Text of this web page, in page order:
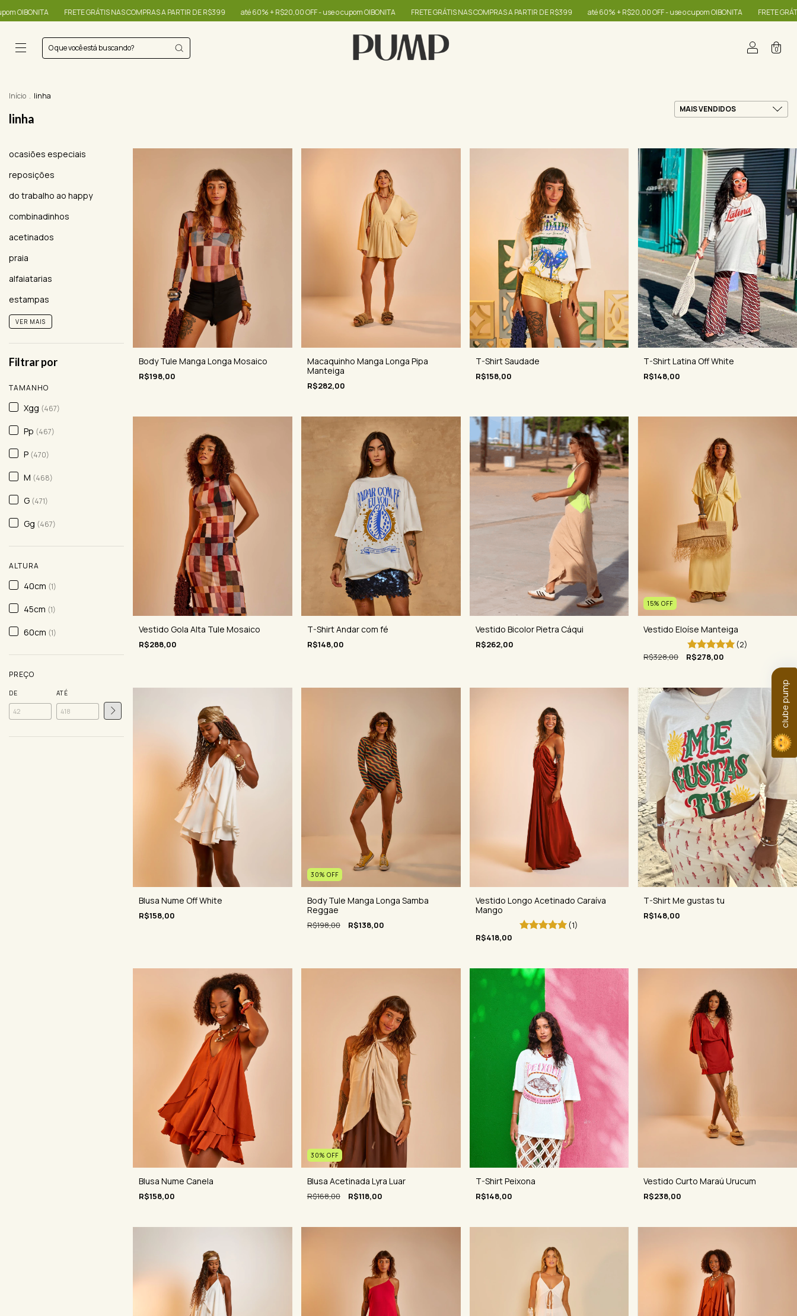
COMPRAS A PARTIR DE R$399 até 60% + R$20,00 OFF - use o cupom OIBONITA FRETE GRÁTIS NAS COMPRAS A PARTIR DE R$399 até 60% + R$20,00 OFF - use o cupom OIBONITA FRETE GRÁTIS NAS COMPRAS A PARTIR DE
0
Início . linha
linha
ocasiões especiais
reposições
do trabalho ao happy
combinadinhos
acetinados
praia
alfaiatarias
estampas
VER MAIS
Filtrar por
TAMANHO
Xgg (467)
Pp (467)
P (470)
M (468)
G (471)
Gg (467)
ALTURA
40cm (1)
45cm (1)
60cm (1)
PREÇO
DE ATÉ
Body Tule Manga Longa Mosaico
R$198,00
Macaquinho Manga Longa Pipa
Manteiga
R$282,00
T-Shirt Saudade
R$158,00
T-Shirt Latina Off White
R$148,00
Vestido Gola Alta Tule Mosaico
R$288,00
T-Shirt Andar com fé
R$148,00
Vestido Bicolor Pietra Cáqui
R$262,00
15%OFF
Vestido Eloíse Manteiga
(2)
R$328,00
R$278,00
Blusa Nume Off White
R$158,00
30% OFF
Body Tule Manga Longa Samba
Reggae
R$198,00 R$138,00
Vestido Longo Acetinado Caraíva
Mango
(1)
R$418,00
T-Shirt Me gustas tu
R$148,00
Blusa Nume Canela
R$158,00
30% OFF
Blusa Acetinada Lyra Luar
R$168,00 R$118,00
T-Shirt Peixona
R$148,00
Vestido Curto Maraú Urucum
R$238,00
clube pump